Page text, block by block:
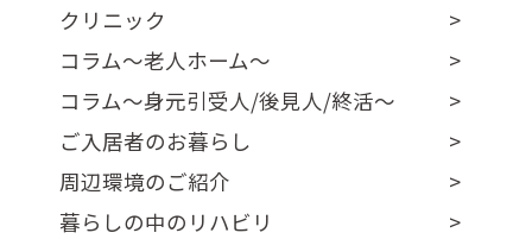
クリニック
コラム～老人ホーム～
コラム～身元引受人/後見人/終活～
ご入居者のお暮らし
周辺環境のご紹介
暮らしの中のリハビリ